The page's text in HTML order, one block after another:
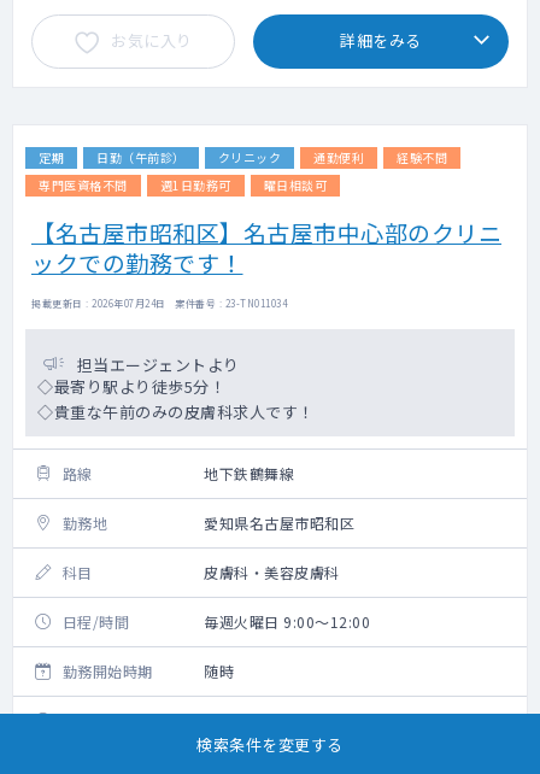
お気に入り 詳細をみる
定期 日勤（午前診） クリニック 通勤便利
経験不問
専門医資格不問
週1日勤務可 曜日相談可
【名古屋市昭和区】名古屋市中心部のクリニ
ックでの勤務です！
掲載更新日 : 2026年07月24日 案件番号 : 23-TN011034
担当エージェントより
◇最寄り駅より徒歩5分！
◇貴重な午前のみの皮膚科求人です！
路線 地下鉄鶴舞線
勤務地 愛知県名古屋市昭和区
科目 皮膚科・美容皮膚科
日程/時間 毎週火曜日 9:00～12:00
勤務開始時期 随時
給与 36,000円/回（税込・交通費別）
検索条件を変更する